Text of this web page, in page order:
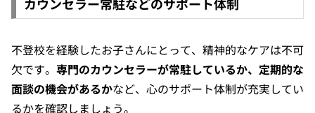
不登校を経験したお子さんにとって、精神的なケアは不可
欠です。 専門のカウンセラーが常駐しているか、定期的な
面談の機会があるかなど、心のサポート体制が充実してい
るかを確認しましょう。